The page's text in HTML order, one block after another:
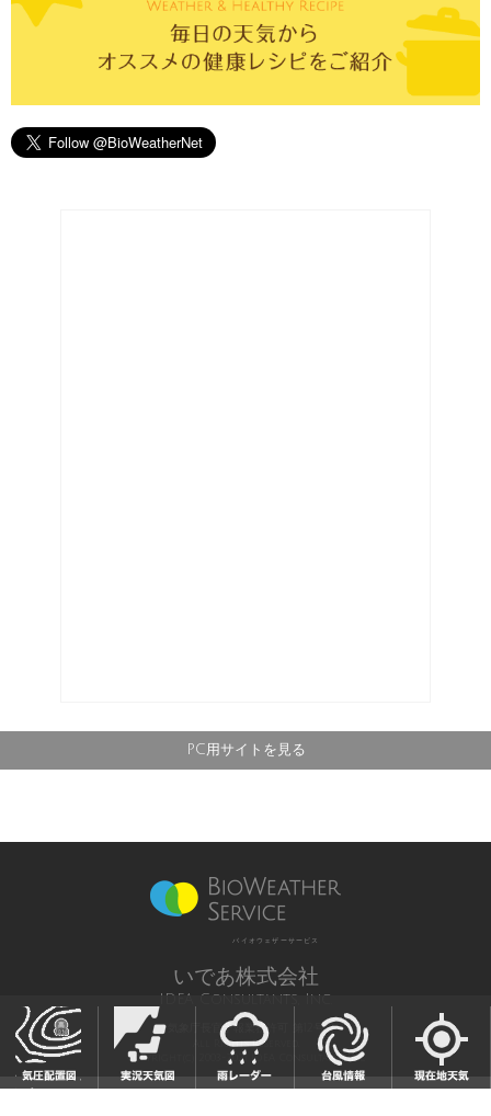
PC用サイトを見る
バイオウェザーサービス
いであ株式会社
IDEA Consultants, Inc.
気象庁長官予報業務許可 第12号
All Rights Reserved,
Copyright(c) 2003-2021 IDEA Consultants,Inc